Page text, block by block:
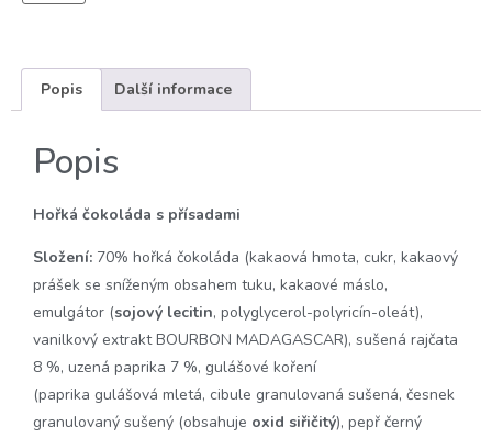
Popis Další informace
Popis
Hořká čokoláda s přísadami
Složení: 70% hořká čokoláda (kakaová hmota, cukr, kakaový
prášek se sníženým obsahem tuku, kakaové máslo,
emulgátor (sojový lecitin, polyglycerol-polyricín-oleát),
vanilkový extrakt BOURBON MADAGASCAR), sušená rajčata
8 %, uzená paprika 7 %, gulášové koření
(paprika gulášová mletá, cibule granulovaná sušená, česnek
granulovaný sušený (obsahuje oxid siřičitý), pepř černý